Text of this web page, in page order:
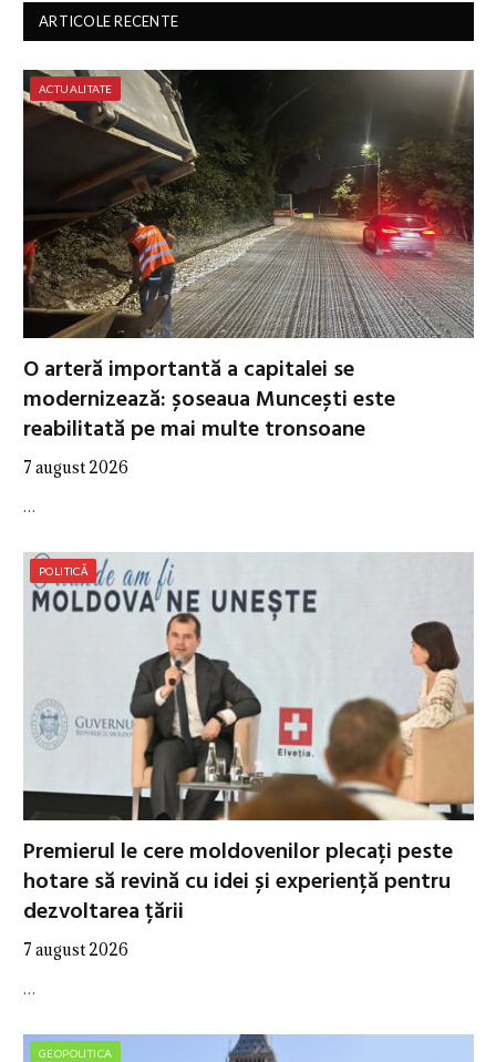
ARTICOLE RECENTE
ACTUALITATE
O arteră importantă a capitalei se
modernizează: șoseaua Muncești este
reabilitată pe mai multe tronsoane
7 august 2026
…
POLITICĂ
Premierul le cere moldovenilor plecați peste
hotare să revină cu idei și experiență pentru
dezvoltarea țării
7 august 2026
…
GEOPOLITICA